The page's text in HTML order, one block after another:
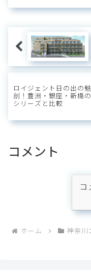
ロイジェント日の出の
剖！豊洲・銀座・新橋
シリーズと比較
コメント
コ
ホーム 神奈川